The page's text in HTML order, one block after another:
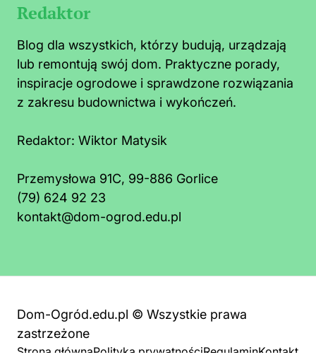
Redaktor
Blog dla wszystkich, którzy budują, urządzają
lub remontują swój dom. Praktyczne porady,
inspiracje ogrodowe i sprawdzone rozwiązania
z zakresu budownictwa i wykończeń.
Redaktor: Wiktor Matysik
Przemysłowa 91C, 99-886 Gorlice
(79) 624 92 23
kontakt@dom-ogrod.edu.pl
Dom-Ogród.edu.pl © Wszystkie prawa
zastrzeżone
Strona głównaPolityka prywatnościRegulaminKontakt